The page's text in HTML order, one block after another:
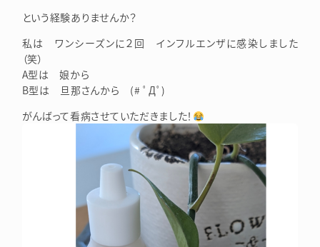
という経験ありませんか？
私は ワンシーズンに２回 インフルエンザに感染しました
（笑）
A型は 娘から
B型は 旦那さんから (# ﾟДﾟ)
がんばって看病させていただきました！